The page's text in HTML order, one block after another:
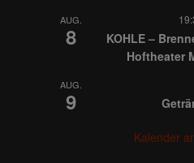
AUG.
8
KOHLE –
Hoftheater
AUG.
9
Kalender